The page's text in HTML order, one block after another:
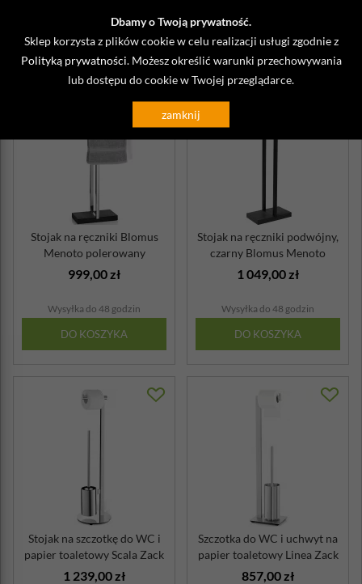
Dbamy o Twoją prywatność.
Sklep korzysta z plików cookie w celu realizacji usługi zgodnie z
Polityką prywatności . Możesz określić warunki przechowywania
lub dostępu do cookie w Twojej przeglądarce.
zamknij
Stojak na ręczniki Blomus
Menoto polerowany
999,00 zł
Wysyłka do 48 godzin
DO KOSZYKA
Stojak na ręczniki podwójny,
czarny Blomus Menoto
1 049,00 zł
Wysyłka do 48 godzin
DO KOSZYKA
Stojak na szczotkę do WC i
papier toaletowy Scala Zack
1 239,00 zł
Szczotka do WC i uchwyt na
papier toaletowy Linea Zack
857,00 zł